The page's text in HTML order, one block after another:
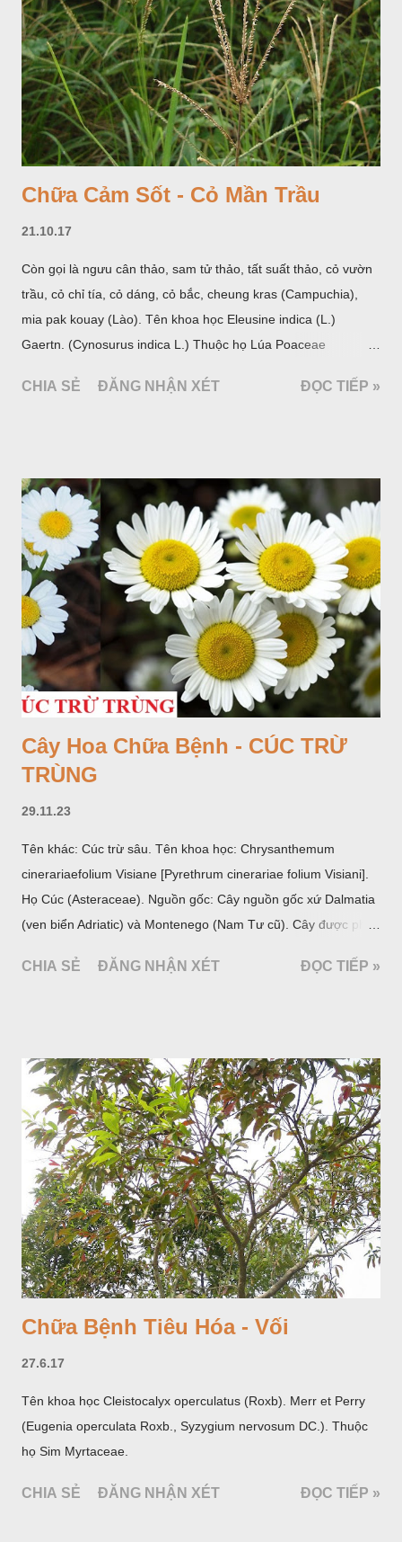
Chữa Cảm Sốt - Cỏ Mần Trầu
21.10.17
Còn gọi là ngưu cân thảo, sam tử thảo, tất suất thảo, cỏ vườn
trầu, cỏ chỉ tía, cỏ dáng, cỏ bắc, cheung kras (Campuchia),
mia pak kouay (Lào). Tên khoa học Eleusine indica (L.)
Gaertn. (Cynosurus indica L.) Thuộc họ Lúa Poaceae
CHIA SẺ ĐĂNG NHẬN XÉT ĐỌC TIẾP »
Cây Hoa Chữa Bệnh - CÚC TRỪ
TRÙNG
29.11.23
Tên khác: Cúc trừ sâu. Tên khoa học: Chrysanthemum
cinerariaefolium Visiane [Pyrethrum cinerariae folium Visiani].
Họ Cúc (Asteraceae). Nguồn gốc: Cây nguồn gốc xứ Dalmatia
(ven biển Adriatic) và Montenego (Nam Tư cũ). Cây được phân
trồng để khai thác: Pháp, Nga, Đức, Nam Tư (cũ), sau lan
Tam Đảo (Vĩnh Phúc), đã thu được kết quả ban đầu (những
năm 1560- 70); thường trồng đến năm thứ hai, thứ ba mới hái
hoa; trồng một lần thu hoạch 10 - 20 năm.
CHIA SẺ ĐĂNG NHẬN XÉT ĐỌC TIẾP »
Chữa Bệnh Tiêu Hóa - Vối
27.6.17
Tên khoa học Cleistocalyx operculatus (Roxb). Merr et Perry
(Eugenia operculata Roxb., Syzygium nervosum DC.). Thuộc
họ Sim Myrtaceae.
CHIA SẺ ĐĂNG NHẬN XÉT ĐỌC TIẾP »